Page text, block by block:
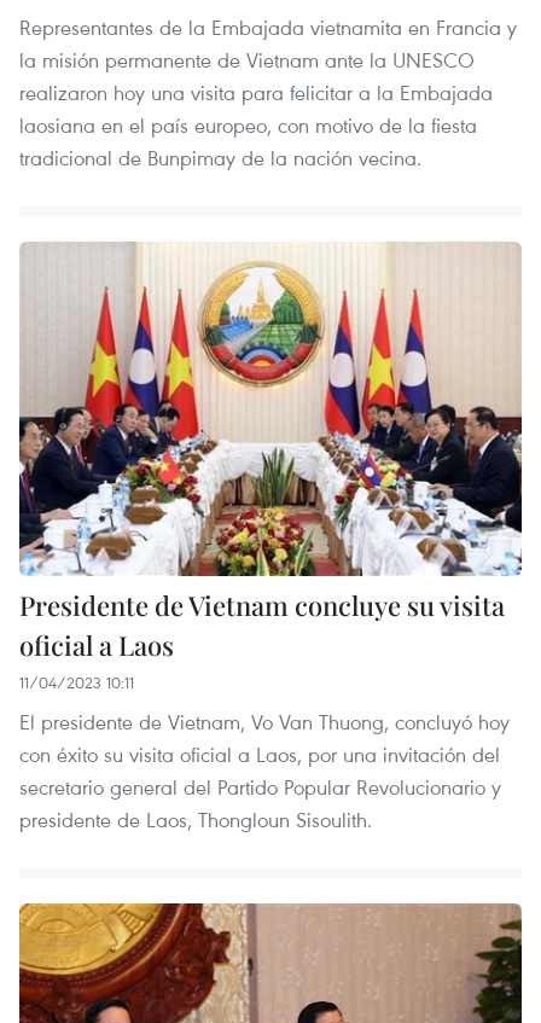
Representantes de la Embajada vietnamita en Francia y
la misión permanente de Vietnam ante la UNESCO
realizaron hoy una visita para felicitar a la Embajada
laosiana en el país europeo, con motivo de la fiesta
tradicional de Bunpimay de la nación vecina.
Presidente de Vietnam concluye su visita
oficial a Laos
11/04/2023 10:11
El presidente de Vietnam, Vo Van Thuong, concluyó hoy
con éxito su visita oficial a Laos, por una invitación del
secretario general del Partido Popular Revolucionario y
presidente de Laos, Thongloun Sisoulith.